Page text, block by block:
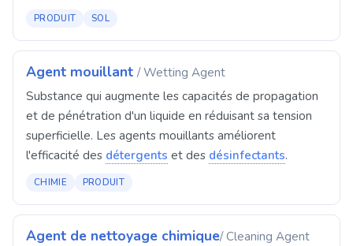
PRODUIT SOL
Agent mouillant / Wetting Agent
Substance qui augmente les capacités de propagation
et de pénétration d'un liquide en réduisant sa tension
superficielle. Les agents mouillants améliorent
l'efficacité des détergents et des désinfectants.
CHIMIE PRODUIT
Agent de nettoyage chimique/ Cleaning Agent